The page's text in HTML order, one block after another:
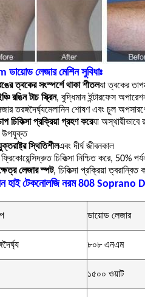
লেজার মেশিন সুবিধাঃ
ত্বকের সংস্পর্শে থাকা শীতলযা ত্বকের
রঙিন টাচ স্ক্রিন, বুদ্ধিমান ইন্টারফেস
তরঙ্গদৈর্ঘ্যমেলানিন শোষণ এবং চুল
চিকিত্সা প্রক্রিয়া গ্রহণ করেযা
উপযুক্ত
স্থিতিশীলএবং দীর্ঘ জীবনকাল
দ্রুত চিকিত্সা নিশ্চিত করে, 50%
লেজার স্পট, চিকিত্সা প্রক্রিয়া
হাই টেকনোলজি নরম 808
ডায়োড লেজার
৮০৮ এনএম
১৫০০ ওয়াট